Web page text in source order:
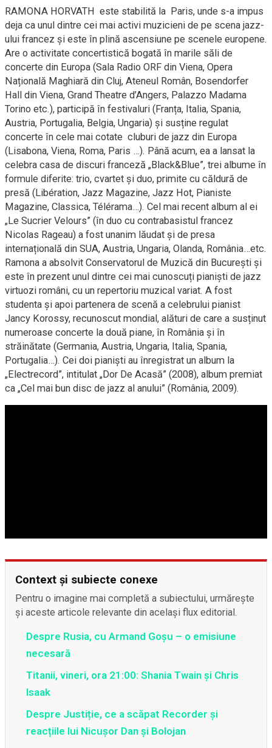
RAMONA HORVATH este stabilită la Paris, unde s-a impus
deja ca unul dintre cei mai activi muzicieni de pe scena jazz-
ului francez și este în plină ascensiune pe scenele europene.
Are o activitate concertistică bogată în marile săli de
concerte din Europa (Sala Radio ORF din Viena, Opera
Națională Maghiară din Cluj, Ateneul Român, Bosendorfer
Hall din Viena, Grand Theatre d’Angers, Palazzo Madama
Torino etc.), participă în festivaluri (Franța, Italia, Spania,
Austria, Portugalia, Belgia, Ungaria) și susține regulat
concerte în cele mai cotate cluburi de jazz din Europa
(Lisabona, Viena, Roma, Paris …). Până acum, ea a lansat la
celebra casa de discuri franceză „Black&Blue”, trei albume în
formule diferite: trio, cvartet și duo, primite cu căldură de
presă (Libération, Jazz Magazine, Jazz Hot, Pianiste
Magazine, Classica, Télérama…). Cel mai recent album al ei
„Le Sucrier Velours” (în duo cu contrabasistul francez
Nicolas Rageau) a fost unanim lăudat și de presa
internațională din SUA, Austria, Ungaria, Olanda, România…etc.
Ramona a absolvit Conservatorul de Muzică din București și
este în prezent unul dintre cei mai cunoscuți pianiști de jazz
virtuozi români, cu un repertoriu muzical variat. A fost
studenta și apoi partenera de scenă a celebrului pianist
Jancy Korossy, recunoscut mondial, alături de care a susținut
numeroase concerte la două piane, în România și în
străinătate (Germania, Austria, Ungaria, Italia, Spania,
Portugalia…). Cei doi pianiști au înregistrat un album la
„Electrecord”, intitulat „Dor De Acasă” (2008), album premiat
ca „Cel mai bun disc de jazz al anului” (România, 2009).
Context și subiecte conexe
Pentru o imagine mai completă a subiectului, urmărește
și aceste articole relevante din același flux editorial.
Despre Rusia, cu Armand Goșu – o emisiune
necesară
Titanii, vineri, ora 21:00: Shania Twain și Chris
Isaak
Despre Justiție, ce a scăpat Recorder și
reacțiile lui Nicușor Dan și Bolojan